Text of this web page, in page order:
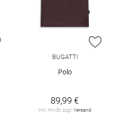
ZUR WUNSCHLISTE HINZUFÜGEN
ZUR
BUGATTI
Polo
89,99 €
inkl. MwSt. zzgl. Versand